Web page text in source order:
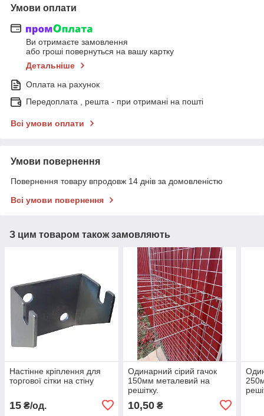
Умови оплати
Ви отримаєте замовлення
або гроші повернуться на вашу картку
Детальніше
Оплата на рахунок
Передоплата , решта - при отримані на пошті
Всі умови оплати
Умови повернення
Повернення товару впродовж 14 днів за домовленістю
Всі умови повернення
З цим товаром також замовляють
Настінне кріплення для
торгової сітки на стіну
15 ₴/од.
Одинарний сірий гачок
150мм металевий на
решітку.
10,50₴